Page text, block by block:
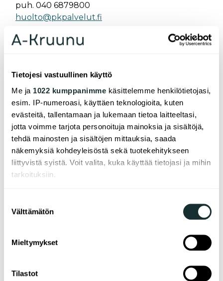
Tietojesi vastuullinen käyttö
Me ja 1022 kumppanimme käsittelemme henkilötietojasi,
esim. IP-numeroasi, käyttäen teknologioita, kuten
evästeitä, tallentamaan ja lukemaan tietoa laitteeltasi,
jotta voimme tarjota personoituja mainoksia ja sisältöjä,
tehdä mainosten ja sisältöjen mittauksia, saada
näkemyksiä kohdeyleisöstä sekä tuotekehitykseen
liittyvistä syistä. Voit valita, kuka käyttää tietojasi ja mihin
tarkoituksiin.
Kerätä tietoja maantieteellisestä sijainnistasi,
ominaispiirteitä aktiivisesti (sormenjäljen
Lue lisää siitä, miten henkilötietojasi käsitellään ja miten
valinta
Välttämätön
Mieltymykset
Tilastot
puh. 040 6879800
huolto@pkpalvelut.fi